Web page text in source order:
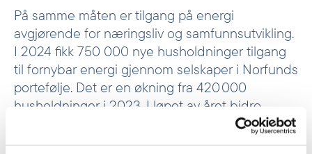
På samme måten er tilgang på energi
avgjørende for næringsliv og samfunnsutvikling.
I 2024 fikk 750 000 nye husholdninger tilgang
til fornybar energi gjennom selskaper i Norfunds
portefølje. Det er en økning fra 420 000
husholdninger i 2023. I løpet av året bidro
Norfund til å finansiere 3315 MW med ny
produksjon av strøm.